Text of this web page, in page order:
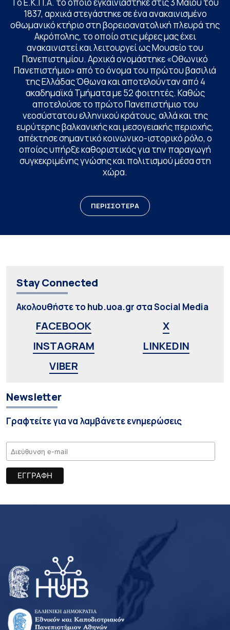
1837, αρχικά στεγάστηκε σε ένα ανακαινισμένο
οθωμανικό κτήριο στη βορειοανατολική πλευρά της
Ακρόπολης, το οποίο στις μέρες μας έχει
ανακαινιστεί και λειτουργεί ως Μουσείο του
Πανεπιστημίου. Αρχικά ονομάστηκε «Οθωνικό
Πανεπιστήμιο» από το όνομα του πρώτου βασιλιά
της Ελλάδας Όθωνα και αποτελούνταν από 4
ακαδημαϊκά Τμήματα με 52 φοιτητές. Καθώς
αποτελούσε το πρώτο Πανεπιστήμιο του
νεοσύστατου ελληνικού κράτους, αλλά και της
ευρύτερης βαλκανικής και μεσογειακής περιοχής,
απέκτησε σημαντικό κοινωνικο-ιστορικό ρόλο, ο
οποίος υπήρξε καθοριστικός για την παραγωγή
συγκεκριμένης γνώσης και πολιτισμού μέσα στη
χώρα.
ΠΕΡΙΣΣΟΤΕΡΑ
Stay Connected
Ακολουθήστε το hub.uoa.gr στα Social Media
FACEBOOK
X
INSTAGRAM
LINKEDIN
VIBER
Newsletter
Γραφτείτε για να λαμβάνετε ενημερώσεις